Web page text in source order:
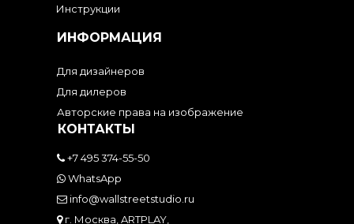
Инструкции
ИНФОРМАЦИЯ
Для дизайнеров
Для дилеров
Авторские права на изображение
КОНТАКТЫ
+7 495 374-55-50
WhatsApp
info@wallstreetstudio.ru
г. Москва, ARTPLAY,